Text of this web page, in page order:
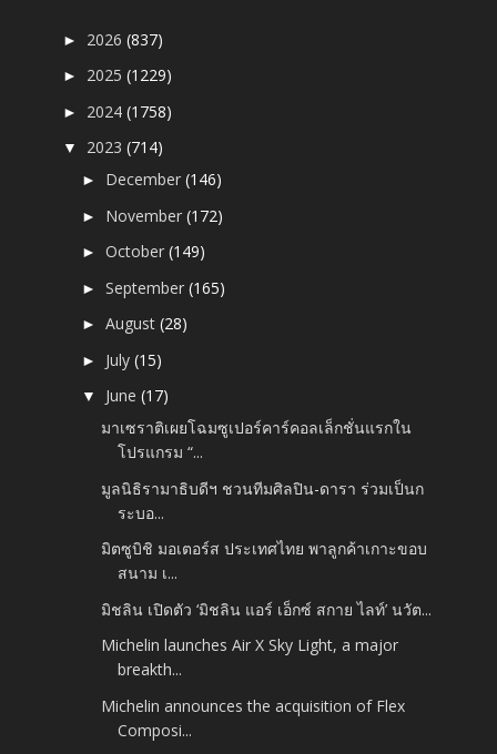
► 2026(837)
► 2025(1229)
► 2024(1758)
▼ 2023(714)
► December(146)
► November(172)
►October(149)
►September(165)
►August(28)
► July(15)
▼ June(17)
มาเซราติเผยโฉมซูเปอร์คาร์คอลเล็กชั่นแรกใน
โปรแกรม “...
มูลนิธิรามาธิบดีฯ ชวนทีมศิลปิน-ดารา ร่วมเป็นก
ระบอ...
มิตซูบิชิ มอเตอร์ส ประเทศไทย พาลูกค้าเกาะขอบ
สนาม เ...
มิชลิน เปิดตัว ‘มิชลิน แอร์ เอ็กซ์ สกาย ไลท์’ นวัต...
Michelin launches Air X Sky Light, a major
breakth...
Michelin announces the acquisition of Flex
Composi...